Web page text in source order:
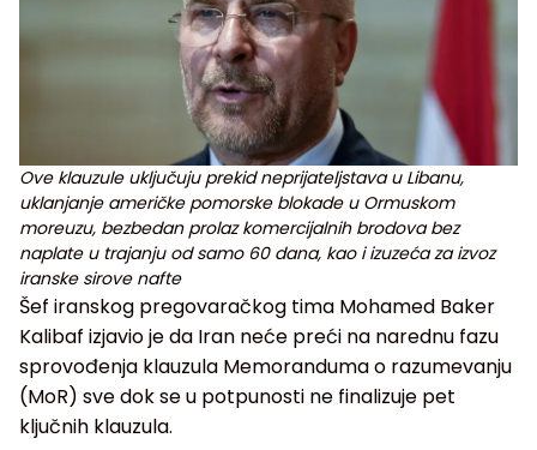
Ove klauzule uključuju prekid neprijateljstava u Libanu,
uklanjanje američke pomorske blokade u Ormuskom
moreuzu, bezbedan prolaz komercijalnih brodova bez
naplate u trajanju od samo 60 dana, kao i izuzeća za izvoz
iranske sirove nafte
Šef iranskog pregovaračkog tima Mohamed Baker
Kalibaf izjavio je da Iran neće preći na narednu fazu
sprovođenja klauzula Memoranduma o razumevanju
(MoR) sve dok se u potpunosti ne finalizuje pet
ključnih klauzula.